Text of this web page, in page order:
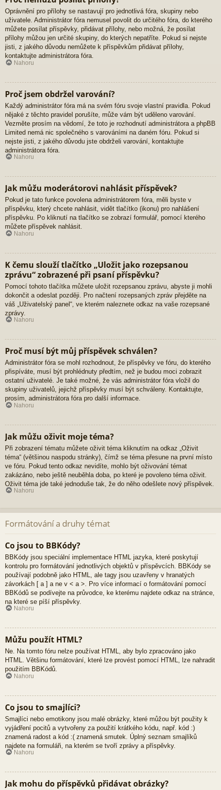
Oprávnění pro přílohy se nastavují pro jednotlivá fóra, skupiny nebo
uživatele. Administrátor fóra nemusel povolit do určitého fóra, do kterého
můžete posílat příspěvky, přidávat přílohy, nebo možná, že posílat
přílohy můžou jen určité skupiny, do kterých nepatříte. Pokud si nejste
jisti, z jakého důvodu nemůžete k příspěvkům přidávat přílohy,
kontaktujte administrátora fóra.
Nahoru
Proč jsem obdržel varování?
Každý administrátor fóra má na svém fóru svoje vlastní pravidla. Pokud
nějaké z těchto pravidel porušíte, může vám být uděleno varování.
Vezměte prosím na vědomí, že toto je rozhodnutí administrátora a phpBB
Limited nemá nic společného s varováními na daném fóru. Pokud si
nejste jisti, z jakého důvodu jste obdrželi varování, kontaktujte
administrátora fóra.
Nahoru
Jak můžu moderátorovi nahlásit příspěvek?
Pokud je tato funkce povolena administrátorem fóra, měli byste v
příspěvku, který chcete nahlásit, vidět tlačítko (ikonu) pro nahlášení
příspěvku. Po kliknutí na tlačítko se zobrazí formulář, pomocí kterého
můžete příspěvek nahlásit.
Nahoru
K čemu slouží tlačítko „Uložit jako rozepsanou
zprávu“ zobrazené při psaní příspěvku?
Pomocí tohoto tlačítka můžete uložit rozepsanou zprávu, abyste ji mohli
dokončit a odeslat později. Pro načtení rozepsaných zpráv přejděte na
váš „Uživatelský panel“, ve kterém naleznete odkaz na vaše rozepsané
zprávy.
Nahoru
Proč musí být můj příspěvek schválen?
Administrátor fóra se mohl rozhodnout, že příspěvky ve fóru, do kterého
přispíváte, musí být prohlédnuty předtím, než je budou moci zobrazit
ostatní uživatelé. Je také možné, že vás administrátor fóra vložil do
skupiny uživatelů, jejichž příspěvky musí být schváleny. Kontaktujte,
prosím, administrátora fóra pro další informace.
Nahoru
Jak můžu oživit moje téma?
Při zobrazení tématu můžete oživit téma kliknutím na odkaz „Oživit
téma“ (většinou naspodu stránky), čímž se téma přesune na první místo
ve fóru. Pokud tento odkaz nevidíte, mohlo být oživování témat
zakázáno, nebo ještě neuběhla doba, po které je povoleno téma oživit.
Oživit téma jde také jednoduše tak, že do něho odešlete nový příspěvek.
Nahoru
Formátování a druhy témat
Co jsou to BBKódy?
BBKódy jsou speciální implementace HTML jazyka, které poskytují
kontrolu pro formátování jednotlivých objektů v příspěvcích. BBKódy se
používají podobně jako HTML, ale tagy jsou uzavřeny v hranatých
závorkách [ a ] a ne v < a >. Pro více informací o formátování pomocí
BBKódů se podívejte na průvodce, ke kterému najdete odkaz na stránce,
na které se píší příspěvky.
Nahoru
Můžu použít HTML?
Ne. Na tomto fóru nelze používat HTML, aby bylo zpracováno jako
HTML. Většinu formátování, které lze provést pomocí HTML, lze nahradit
použitím BBKódů.
Nahoru
Co jsou to smajlíci?
Smajlíci nebo emotikony jsou malé obrázky, které můžou být použity k
vyjádření pocitů a vytvořeny za použití krátkého kódu, např. kód :)
znamená radost a kód :( znamená smutek. Úplný seznam smajlíků
najdete na formuláři, na kterém se tvoří zprávy a příspěvky.
Nahoru
Jak mohu do příspěvků přidávat obrázky?